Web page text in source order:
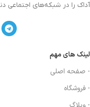
آداک را در شبکه‌های اجتماعی
لینک های مهم
- صفحه اصلی
- فروشگاه